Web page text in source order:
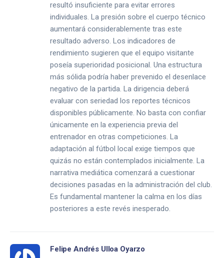
resultó insuficiente para evitar errores
individuales. La presión sobre el cuerpo técnico
aumentará considerablemente tras este
resultado adverso. Los indicadores de
rendimiento sugieren que el equipo visitante
poseía superioridad posicional. Una estructura
más sólida podría haber prevenido el desenlace
negativo de la partida. La dirigencia deberá
evaluar con seriedad los reportes técnicos
disponibles públicamente. No basta con confiar
únicamente en la experiencia previa del
entrenador en otras competiciones. La
adaptación al fútbol local exige tiempos que
quizás no están contemplados inicialmente. La
narrativa mediática comenzará a cuestionar
decisiones pasadas en la administración del club.
Es fundamental mantener la calma en los días
posteriores a este revés inesperado.
Felipe Andrés Ulloa Oyarzo